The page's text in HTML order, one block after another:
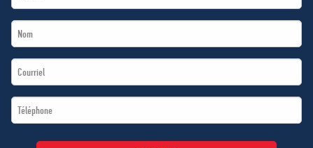
Name
Last
Name
Email
*
Téléphone
*